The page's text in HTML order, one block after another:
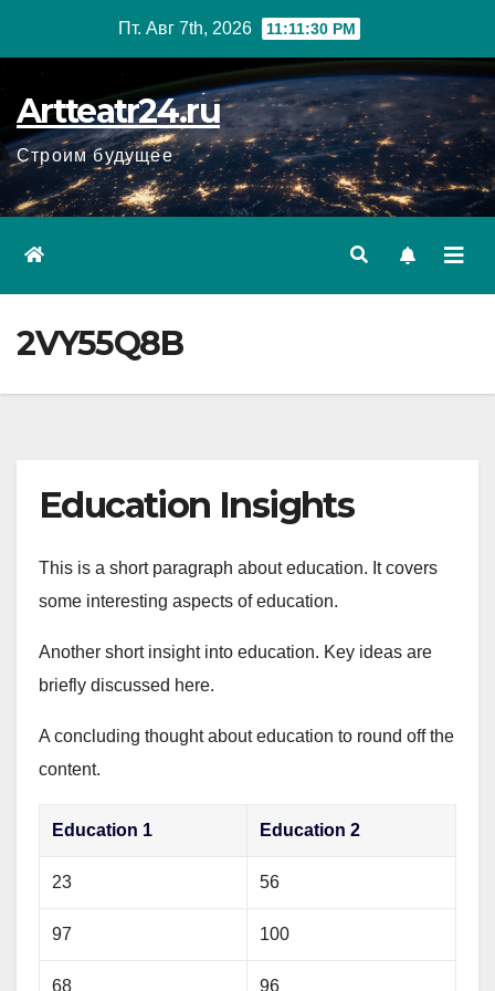
Пт. Авг 7th, 2026 11:11:31 PM
Artteatr24.ru
Строим будущее
2VY55Q8B
Education Insights
This is a short paragraph about education. It covers
some interesting aspects of education.
Another short insight into education. Key ideas are
briefly discussed here.
A concluding thought about education to round off the
content.
Education 1 Education 2
23 56
97 100
68 96